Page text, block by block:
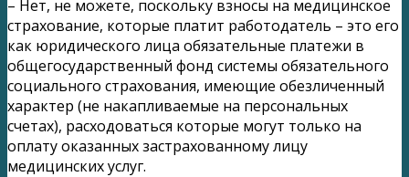
– Нет, не можете, поскольку взносы на медицинское
страхование, которые платит работодатель – это его
как юридического лица обязательные платежи в
общегосударственный фонд системы обязательного
социального страхования, имеющие обезличенный
характер (не накапливаемые на персональных
счетах), расходоваться которые могут только на
оплату оказанных застрахованному лицу
медицинских услуг.